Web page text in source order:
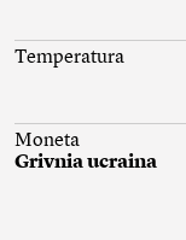
Temperatura
Moneta
Grivnia ucraina